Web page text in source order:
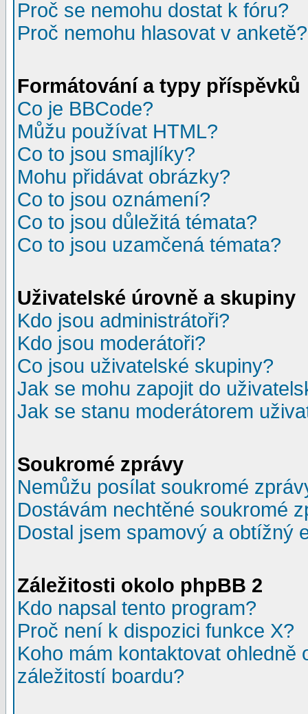
Proč se nemohu dostat k fóru?
Proč nemohu hlasovat v anketě?
Formátování a typy příspěvků
Co je BBCode?
Můžu používat HTML?
Co to jsou smajlíky?
Mohu přidávat obrázky?
Co to jsou oznámení?
Co to jsou důležitá témata?
Co to jsou uzamčená témata?
Uživatelské úrovně a skupiny
Kdo jsou administrátoři?
Kdo jsou moderátoři?
Co jsou uživatelské skupiny?
Jak se mohu zapojit do
Jak se stanu moderátorem
Soukromé zprávy
Nemůžu posílat soukromé
Dostávám nechtěné soukromé
Dostal jsem spamový a obtížný
Záležitosti okolo phpBB 2
Kdo napsal tento program?
Proč není k dispozici funkce X?
Koho mám kontaktovat
záležitostí boardu?